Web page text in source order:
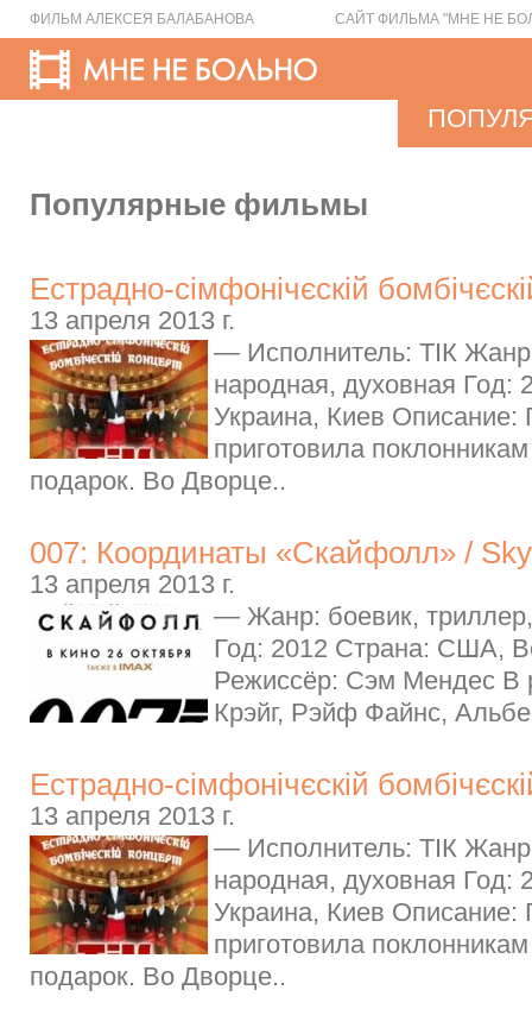
ФИЛЬМ АЛЕКСЕЯ БАЛАБАНОВА САЙТ ФИЛЬМА "МНЕ НЕ
Популярные фильмы
Естрадно-сімфонічєскій
13 апреля 2013 г.
— Исполнитель: ТІК
народная, духовная Год:
Украина, Киев Описание:
приготовила
подарок. Во Дворце..
007: Координаты «Скайфолл» /
13 апреля 2013 г.
— Жанр: боевик,
Год: 2012 Страна: США,
Режиссёр: Сэм Мендес В
Крэйг, Рэйф Файнс,
Естрадно-сімфонічєскій
13 апреля 2013 г.
— Исполнитель: ТІК
народная, духовная Год:
Украина, Киев Описание:
приготовила
подарок. Во Дворце..